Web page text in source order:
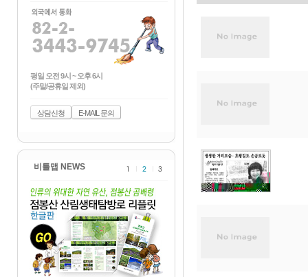
평일 오전 9시 ~ 오후 6시
(주말/공휴일 제외)
상담신청 E-MAIL 문의
비틀맵 NEWS